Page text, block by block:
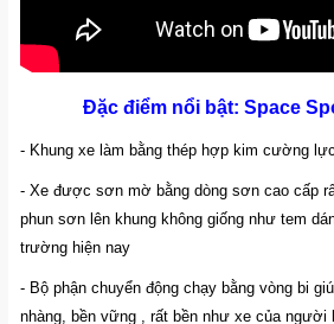
Đặc điểm nổi bật: Space
- Khung xe làm bằng thép hợp kim cường
- Xe được sơn mờ bằng dòng sơn cao cấp
phun sơn lên khung không giống như tem
trường hiện nay
- Bộ phận chuyển động chạy bằng vòng bi
nhàng, bền vững , rất bền như xe của người